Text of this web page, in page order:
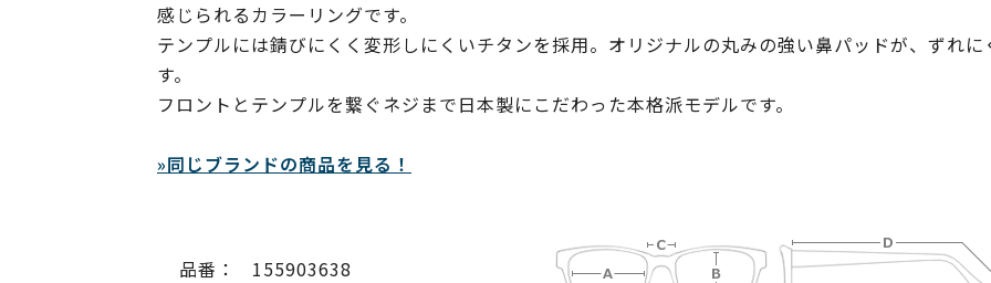
感じられるカラーリングです。
テンプルには錆びにくく変形しにくいチタンを採用。オリジナルの丸みの強い鼻パッドが、ずれ
す。
フロントとテンプルを繋ぐネジまで日本製にこだわった本格派モデルです。
»同じブランドの商品を見る！
品番： 155903638